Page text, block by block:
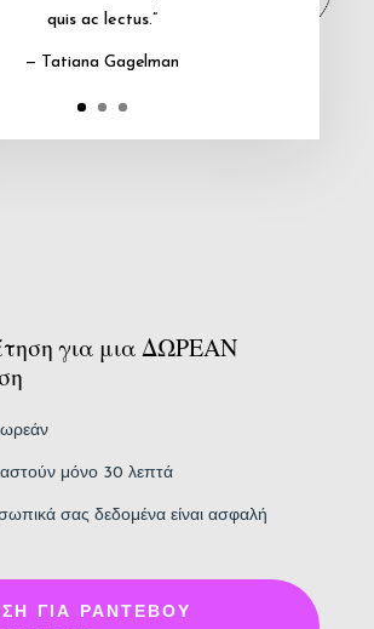
quis ac lectus.”
— Tatiana Gagelman
για μια ΔΩΡΕΑΝ
μόνο 30 λεπτά
σας δεδομένα είναι ασφαλή
ΓΙΑ ΡΑΝΤΕΒΟΎ